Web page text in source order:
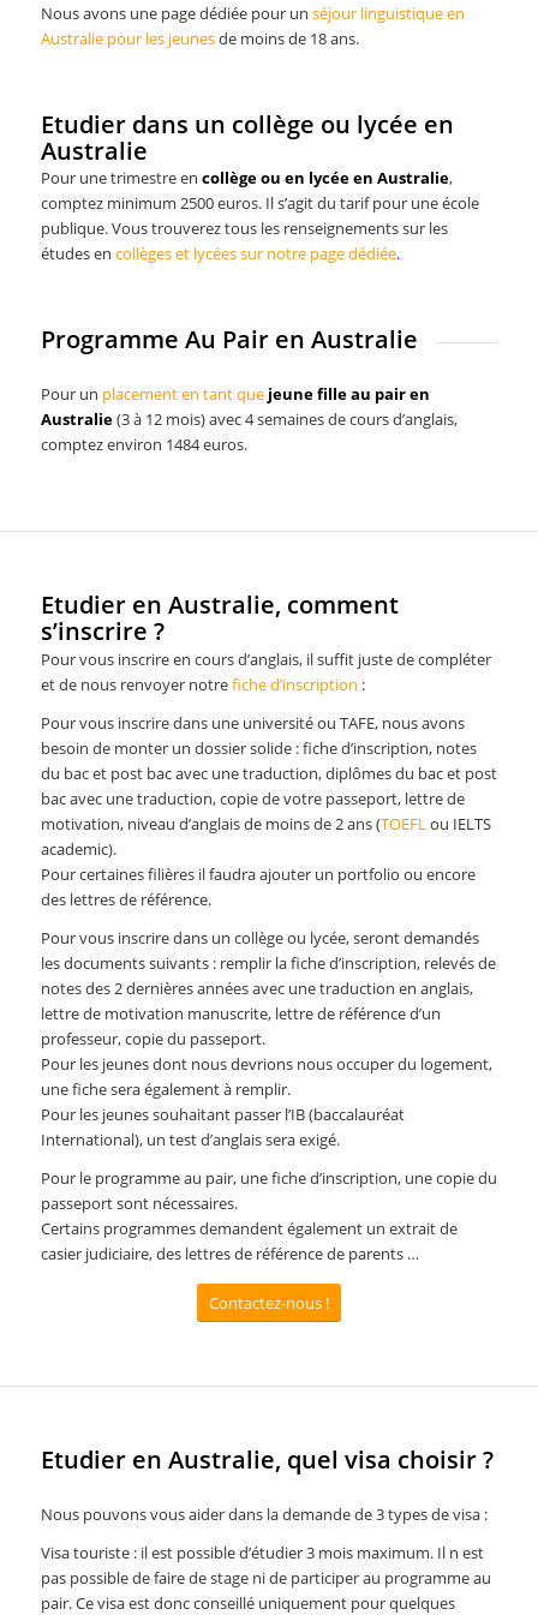
Nous avons une page dédiée pour un séjour linguistique en
Australie pour les jeunesde moins de 18 ans.
Etudier dans un collège ou lycée en
Australie
Pour une trimestre en collège ou en lycée en Australie,
comptez minimum 2500 euros. Il s’agit du tarif pour une école
publique. Vous trouverez tous les renseignements sur les
études en collèges et lycées sur notre page dédiée.
Programme Au Pair en Australie
Pour un placement en tant que jeune fille au pair en
Australie(3 à 12 mois) avec 4 semaines de cours d’anglais,
comptez environ 1484 euros.
Etudier en Australie, comment
s’inscrire ?
Pour vous inscrire en cours d’anglais, il suffit juste de compléter
et de nous renvoyer notrefiche d’inscription :
Pour vous inscrire dans une université ou TAFE, nous avons
besoin de monter un dossier solide : fiche d’inscription, notes
du bac et post bac avec une traduction, diplômes du bac et post
bac avec une traduction, copie de votre passeport, lettre de
motivation, niveau d’anglais de moins de 2 ans (TOEFLou IELTS
academic).
Pour certaines filières il faudra ajouter un portfolio ou encore
des lettres de référence.
Pour vous inscrire dans un collège ou lycée, seront demandés
les documents suivants : remplir la fiche d’inscription, relevés de
notes des 2 dernières années avec une traduction en anglais,
lettre de motivation manuscrite, lettre de référence d’un
professeur, copie du passeport.
Pour les jeunes dont nous devrions nous occuper du logement,
une fiche sera également à remplir.
Pour les jeunes souhaitant passer l’IB (baccalauréat
International), un test d’anglais sera exigé.
Pour le programme au pair, une fiche d’inscription, une copie du
passeport sont nécessaires.
Certains programmes demandent également un extrait de
casier judiciaire, des lettres de référence de parents …
Contactez-nous !
Etudier en Australie, quel visa choisir ?
Nous pouvons vous aider dans la demande de 3 types de visa :
Visa touriste : il est possible d’étudier 3 mois maximum. Il n est
pas possible de faire de stage ni de participer au programme au
pair. Ce visa est donc conseillé uniquement pour quelques